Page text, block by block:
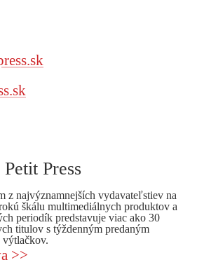
Press
z najvýznamnejších vydavateľstiev na
škálu multimediálnych produktov a
periodík predstavuje viac ako 30
titulov s týždenným predaným
výtlačkov.
>>